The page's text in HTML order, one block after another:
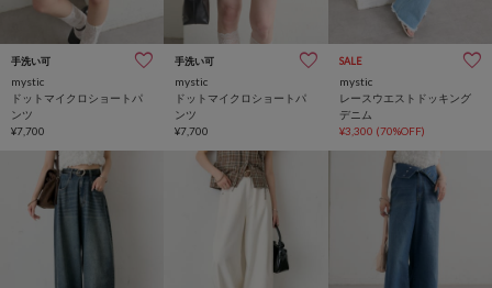
手洗い可
mystic
ドットマイクロショートパ
ンツ
¥7,700
手洗い可
mystic
ドットマイクロショートパ
ンツ
¥7,700
SALE
mystic
レースウエストドッキング
デニム
¥3,300 (70%OFF)